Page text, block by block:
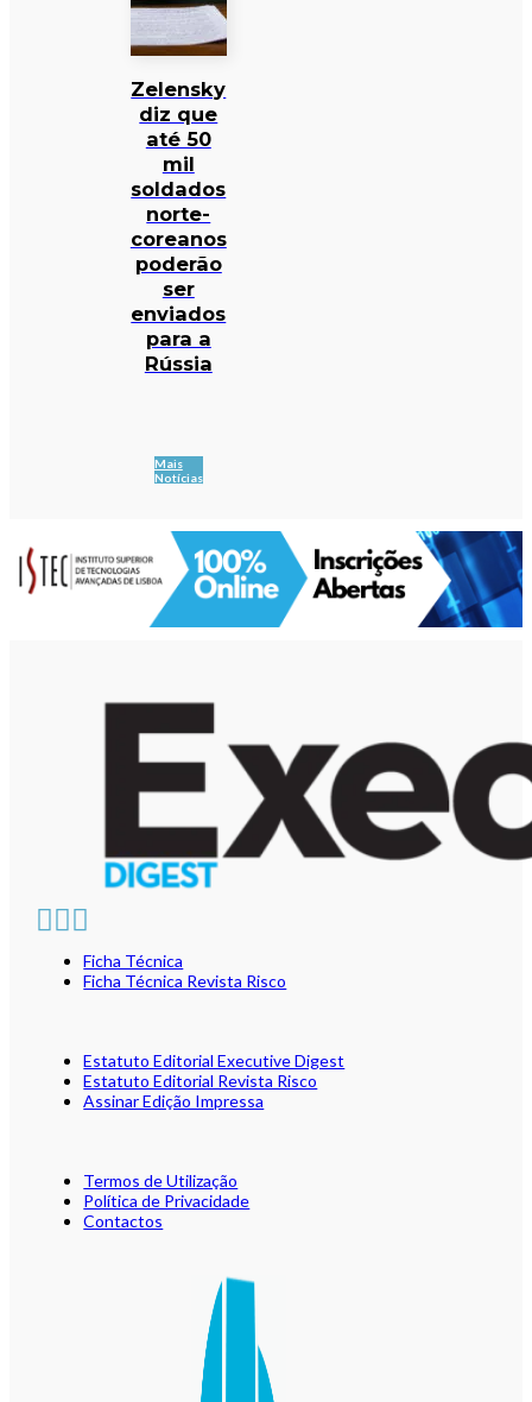
Zelensky
diz que
até 50
mil
soldados
norte-
coreanos
poderão
ser
enviados
para a
Rússia
Mais
Notícias
Ficha Técnica
Ficha Técnica Revista Risco
Estatuto Editorial Executive Digest
Estatuto Editorial Revista Risco
Assinar Edição Impressa
Termos de Utilização
Política de Privacidade
Contactos